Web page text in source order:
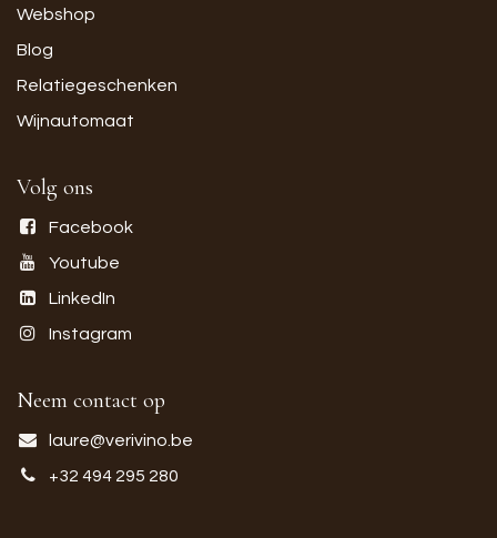
Webshop
Blog
Relatiegeschenken
Wijnautomaat
Volg ons
Facebook
Youtube
LinkedIn
Instagram
Neem contact op
laure@verivino.be
+32 494 295 280